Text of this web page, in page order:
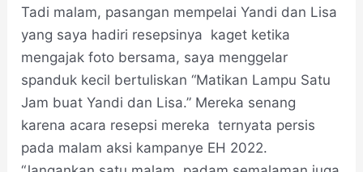
Tadi malam, pasangan mempelai Yandi dan Lisa
yang saya hadiri resepsinya kaget ketika
mengajak foto bersama, saya menggelar
spanduk kecil bertuliskan “Matikan Lampu Satu
Jam buat Yandi dan Lisa.” Mereka senang
karena acara resepsi mereka ternyata persis
pada malam aksi kampanye EH 2022.